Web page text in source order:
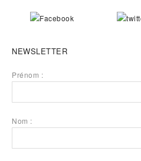
NEWSLETTER
Prénom :
Nom :